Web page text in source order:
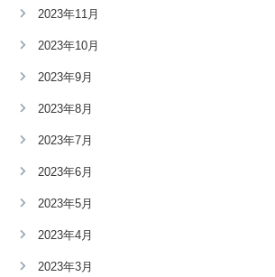
2023年11月
2023年10月
2023年9月
2023年8月
2023年7月
2023年6月
2023年5月
2023年4月
2023年3月